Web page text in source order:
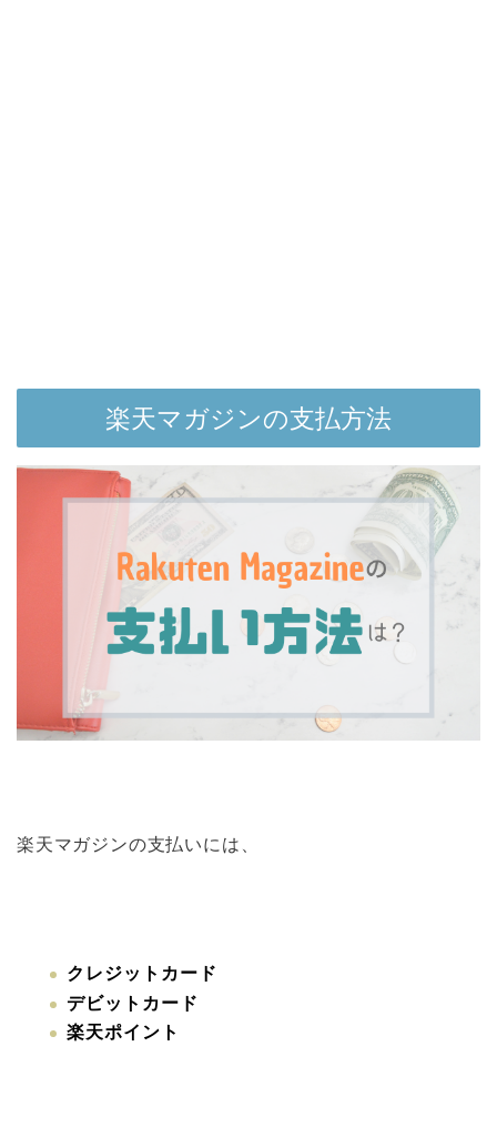
楽天マガジンの支払方法
楽天マガジンの支払いには、
クレジットカード
デビットカード
楽天ポイント